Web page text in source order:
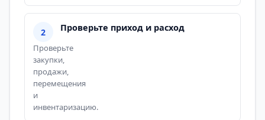
Проверьте приход и расход
Проверьте
закупки,
продажи,
перемещения
и
инвентаризацию.